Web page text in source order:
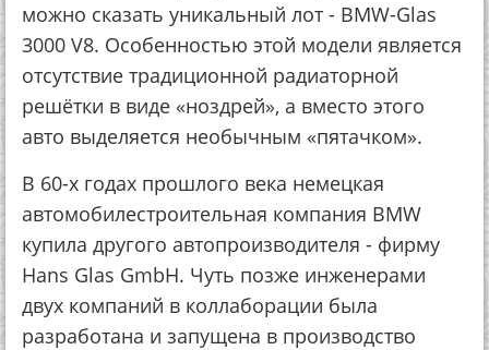
можно сказать уникальный лот - BMW-Glas
3000 V8. Особенностью этой модели является
отсутствие традиционной радиаторной
решётки в виде «ноздрей», а вместо этого
авто выделяется необычным «пятачком».
В 60-х годах прошлого века немецкая
автомобилестроительная компания BMW
купила другого автопроизводителя - фирму
Hans Glas GmbH. Чуть позже инженерами
двух компаний в коллаборации была
разработана и запущена в производство